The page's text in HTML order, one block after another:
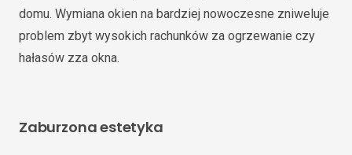
domu. Wymiana okien na bardziej nowoczesne zniweluje
problem zbyt wysokich rachunków za ogrzewanie czy
hałasów zza okna.
Zaburzona estetyka